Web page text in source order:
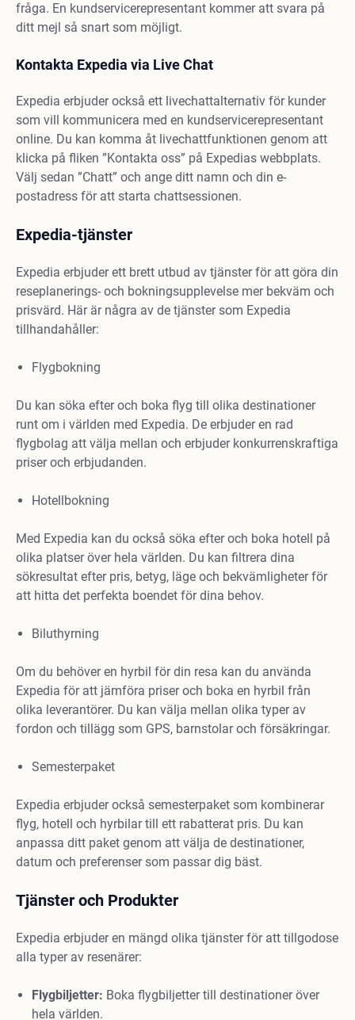
fråga. En kundservicerepresentant kommer att svara på
ditt mejl så snart som möjligt.
Kontakta Expedia via Live Chat
Expedia erbjuder också ett livechattalternativ för kunder
som vill kommunicera med en kundservicerepresentant
online. Du kan komma åt livechattfunktionen genom att
klicka på fliken ”Kontakta oss” på Expedias webbplats.
Välj sedan ”Chatt” och ange ditt namn och din e-
postadress för att starta chattsessionen.
Expedia-tjänster
Expedia erbjuder ett brett utbud av tjänster för att göra din
reseplanerings- och bokningsupplevelse mer bekväm och
prisvärd. Här är några av de tjänster som Expedia
tillhandahåller:
Flygbokning
Du kan söka efter och boka flyg till olika destinationer
runt om i världen med Expedia. De erbjuder en rad
flygbolag att välja mellan och erbjuder konkurrenskraftiga
priser och erbjudanden.
Hotellbokning
Med Expedia kan du också söka efter och boka hotell på
olika platser över hela världen. Du kan filtrera dina
sökresultat efter pris, betyg, läge och bekvämligheter för
att hitta det perfekta boendet för dina behov.
Biluthyrning
Om du behöver en hyrbil för din resa kan du använda
Expedia för att jämföra priser och boka en hyrbil från
olika leverantörer. Du kan välja mellan olika typer av
fordon och tillägg som GPS, barnstolar och försäkringar.
Semesterpaket
Expedia erbjuder också semesterpaket som kombinerar
flyg, hotell och hyrbilar till ett rabatterat pris. Du kan
anpassa ditt paket genom att välja de destinationer,
datum och preferenser som passar dig bäst.
Tjänster och Produkter
Expedia erbjuder en mängd olika tjänster för att tillgodose
alla typer av resenärer:
Flygbiljetter: Boka flygbiljetter till destinationer över
hela världen.